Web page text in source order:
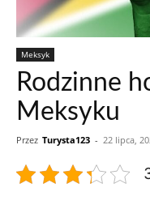
Meksyk
Rodzinne
Meksyku
Przez Turysta123 - 22 lipca,